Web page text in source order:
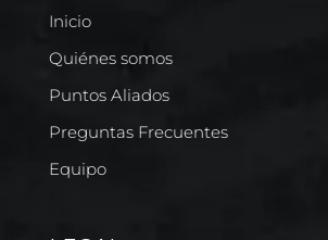
Inicio
Quiénes somos
Puntos Aliados
Preguntas Frecuentes
Equipo